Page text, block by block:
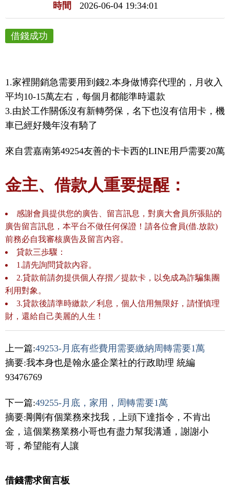
時間 2026-06-04 19:34:01
借錢成功
1.家裡開銷急需要用到錢2.本身做博弈代理的，月收入
平均10-15萬左右，每個月都能準時還款
3.由於工作關係沒有新轉勞保，名下也沒有信用卡，機
車已經好幾年沒有騎了
來自雲嘉南第49254友善的卡卡西的LINE用戶需要20萬
金主、借款人重要提醒：
感謝會員提供您的廣告、留言訊息，對廣大會員所張貼的
廣告留言訊息，本平台不做任何保證！請各位會員(借.放款)
前務必自我審核廣告及留言內容。
貸款三歩驟：
1.請先詢問貸款內容。
2.貸款前請勿提供個人存摺／提款卡，以免成為詐騙集團
利用對象。
3.貸款後請準時繳款／利息，個人信用無限好，請慬慎理
財，還給自己美麗的人生！
上一篇:49253-月底有些費用需要繳納周轉需要1萬
摘要:我本身也是翰永盛企業社的行政助理 統編
93476769
下一篇:49255-月底，家用，周轉需要1萬
摘要:剛剛有個業務來找我，上頭下達指令，不肯出
金，這個業務業務小哥也有盡力幫我溝通，謝謝小
哥，希望能有人讓
借錢需求留言板